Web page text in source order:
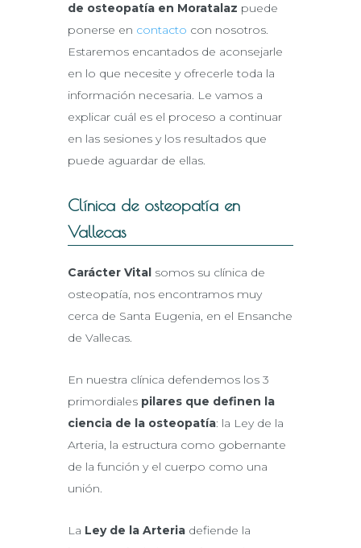
de osteopatía en Moratalaz puede
ponerse en contacto con nosotros.
Estaremos encantados de aconsejarle
en lo que necesite y ofrecerle toda la
información necesaria. Le vamos a
explicar cuál es el proceso a continuar
en las sesiones y los resultados que
puede aguardar de ellas.
Clínica de osteopatía en
Vallecas
Carácter Vital somos su clínica de
osteopatía, nos encontramos muy
cerca de Santa Eugenia, en el Ensanche
de Vallecas.
En nuestra clínica defendemos los 3
primordiales pilares que definen la
ciencia de la osteopatía: la Ley de la
Arteria, la estructura como gobernante
de la función y el cuerpo como una
unión.
La Ley de la Arteria defiende la